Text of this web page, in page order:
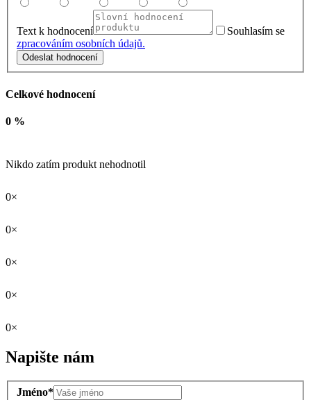
Text k hodnocení
Souhlasím se
zpracováním osobních údajů.
Odeslat hodnocení
Celkové hodnocení
0 %
Nikdo zatím produkt nehodnotil
0×
0×
0×
0×
0×
Napište nám
Jméno*